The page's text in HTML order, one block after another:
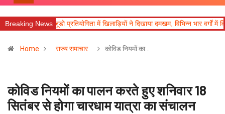
Breaking News
जूडो प्रतियोगिता में खिलाड़ियों ने दिखाया दमखम, विभिन्न भार वर्गों में विजेता घोषित
Home राज्य समाचार कोविड नियमों का…
कोविड नियमों का पालन करते हुए शनिवार 18
सितंबर से होगा चारधाम यात्रा का संचालन